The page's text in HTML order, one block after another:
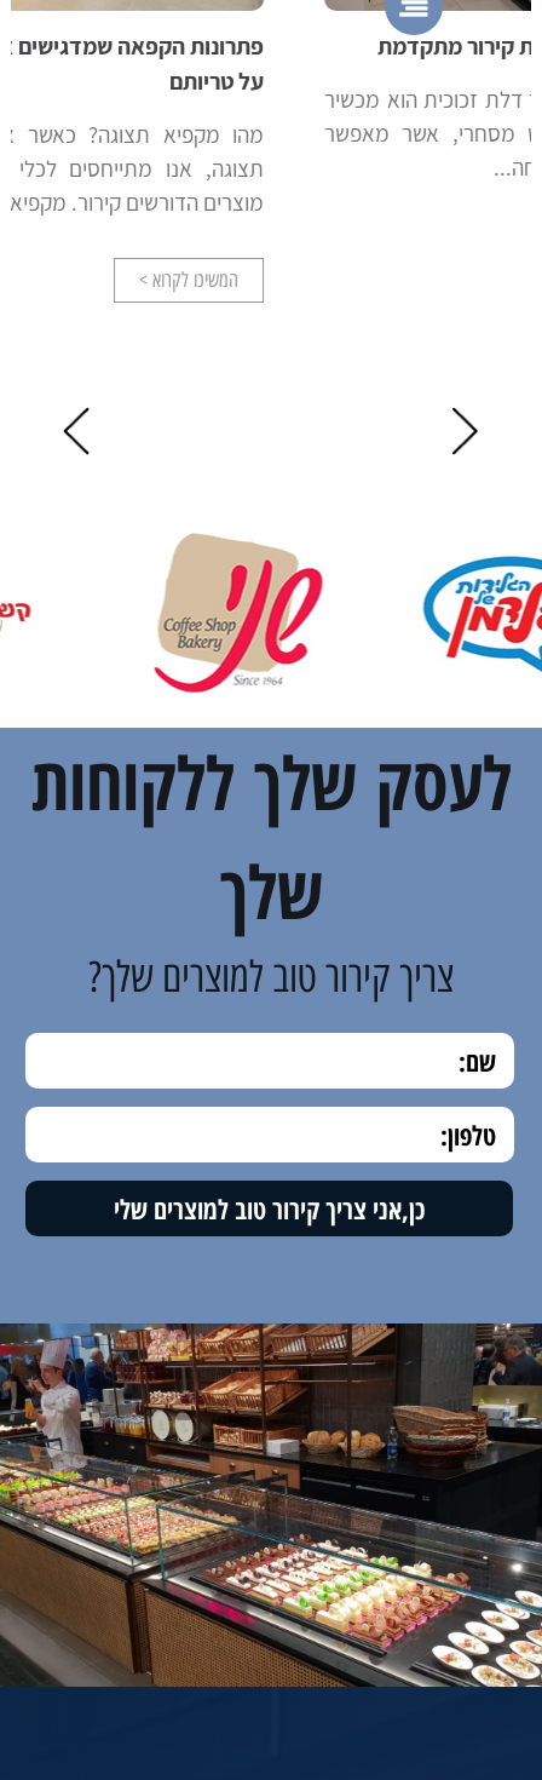
פתרונות הקפאה שמדגישים את המוצרים ושומרים
מהו מקפיא תצוגה? כאשר אנו מדברים על מקפיא
תצוגה, אנו מתייחסים לכלי חיוני לעסקים שמוכרים
מוצרים הדורשים קירור. מקפיא תצוגה מאפשר...
לעסק שלך ללקוחות
שלך
צריך קירור טוב למוצרים שלך?